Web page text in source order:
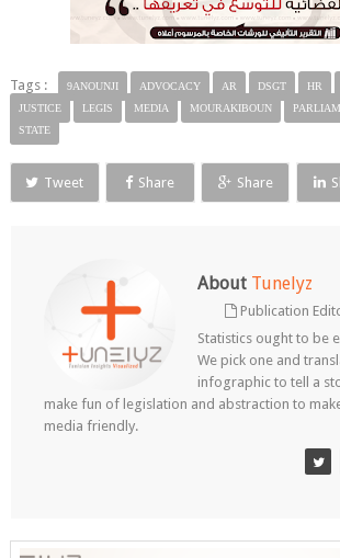
Tags : 9ANOUNJI ADVOCACY AR DSGT HR
JUSTICE
LEGIS MEDIA MOURAKIBOUN
STATE
Tweet Share Share
About Tunelyz
Publication
Statistics ought to be
We pick one and
infographic to tell a
make fun of legislation and abstraction to
media friendly.